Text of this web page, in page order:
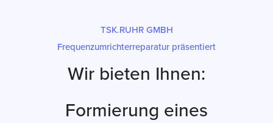
TSK.RUHR GMBH
Frequenzumrichterreparatur präsentiert
Wir bieten Ihnen:
Formierung eines